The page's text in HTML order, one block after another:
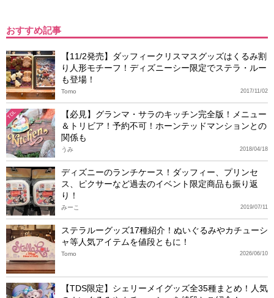
おすすめ記事
【11/2発売】ダッフィークリスマスグッズはくるみ割
り人形モチーフ！ディズニーシー限定でステラ・ルー
も登場！
2017/11/02
Tomo
TDL
【必見】グランマ・サラのキッチン完全版！メニュー
＆トリビア！予約不可！ホーンテッドマンションとの
関係も
2018/04/18
うみ
ディズニーのランチケース！ダッフィー、プリンセ
ス、ピクサーなど過去のイベント限定商品も振り返
り！
2019/07/11
みーこ
ステラルーグッズ17種紹介！ぬいぐるみやカチューシ
ャ等人気アイテムを値段ともに！
2026/06/10
Tomo
【TDS限定】シェリーメイグッズ全35種まとめ！人気